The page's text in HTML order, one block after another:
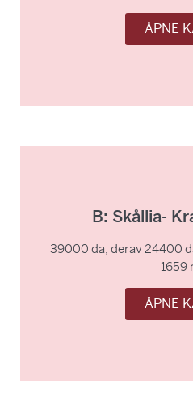
ÅPNE
B: Skållia-
39000 da, derav 24400
1659
ÅPNE